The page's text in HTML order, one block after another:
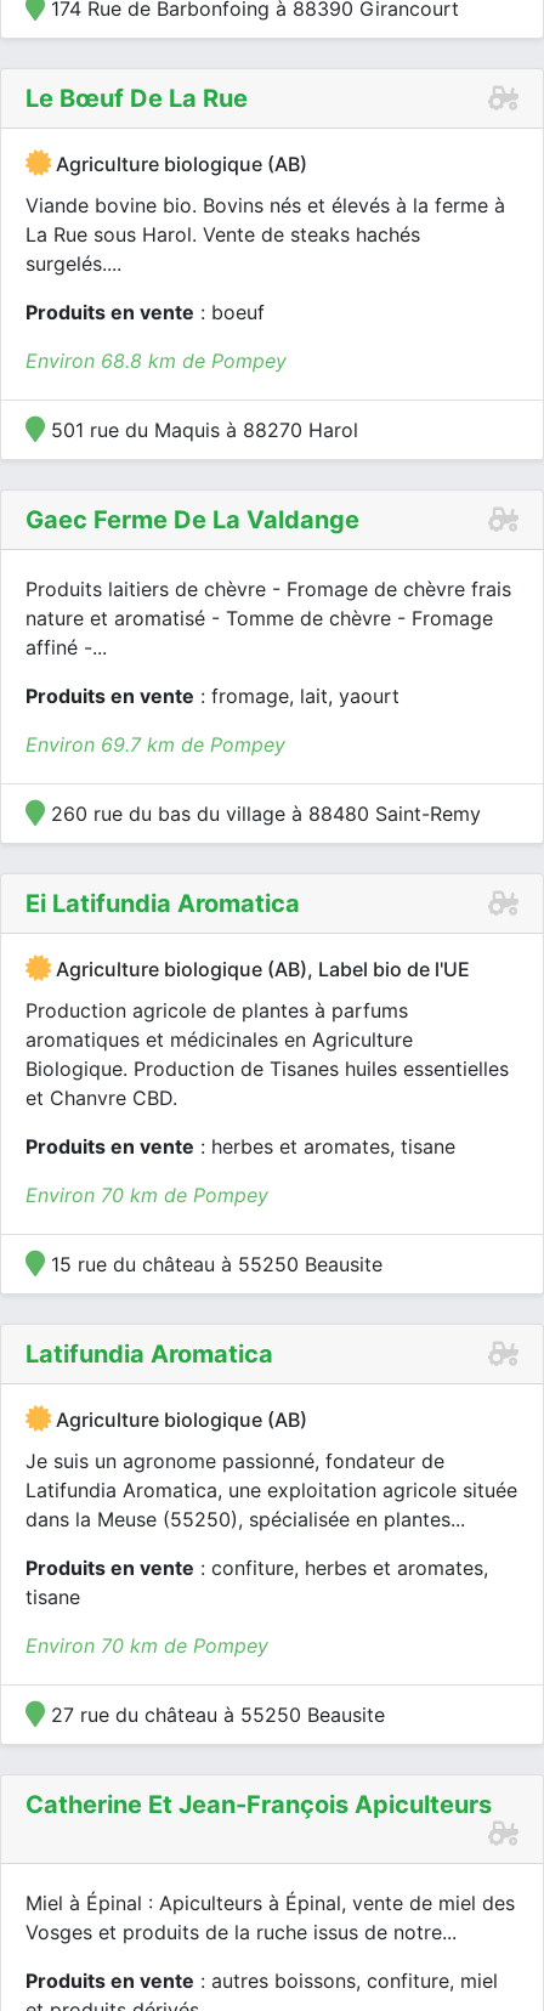
174 Rue de Barbonfoing à 88390 Girancourt
Le Bœuf De La Rue
Agriculture biologique (AB)
Viande bovine bio. Bovins nés et élevés à la ferme à
La Rue sous Harol. Vente de steaks hachés
surgelés....
Produits en vente : boeuf
Environ 68.8 km de Pompey
501 rue du Maquis à 88270 Harol
Gaec Ferme De La Valdange
Produits laitiers de chèvre - Fromage de chèvre frais
nature et aromatisé - Tomme de chèvre - Fromage
affiné -...
Produits en vente : fromage, lait, yaourt
Environ 69.7 km de Pompey
260 rue du bas du village à 88480 Saint-Remy
Ei Latifundia Aromatica
Agriculture biologique (AB), Label bio de l'UE
Production agricole de plantes à parfums
aromatiques et médicinales en Agriculture
Biologique. Production de Tisanes huiles essentielles
et Chanvre CBD.
Produits en vente : herbes et aromates, tisane
Environ 70 km de Pompey
15 rue du château à 55250 Beausite
Latifundia Aromatica
Agriculture biologique (AB)
Je suis un agronome passionné, fondateur de
Latifundia Aromatica, une exploitation agricole située
dans la Meuse (55250), spécialisée en plantes...
Produits en vente : confiture, herbes et aromates,
tisane
Environ 70 km de Pompey
27 rue du château à 55250 Beausite
Catherine Et Jean-François Apiculteurs
Miel à Épinal : Apiculteurs à Épinal, vente de miel des
Vosges et produits de la ruche issus de notre...
Produits en vente : autres boissons, confiture, miel